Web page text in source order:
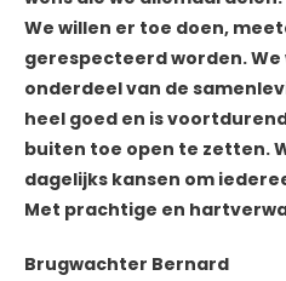
We willen er toe doen,
gerespecteerd worden.
onderdeel van de
heel goed en is
buiten toe open te zetten.
dagelijks kansen om
Met prachtige en
Brugwachter Bernard